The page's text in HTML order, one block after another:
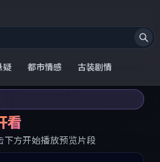
疑 都市情感 古装剧情
看
下方开始播放预览片段